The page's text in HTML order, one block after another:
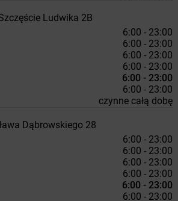
Ludwika 2B
6:00 - 23:00
6:00 - 23:00
6:00 - 23:00
6:00 - 23:00
6:00 - 23:00
6:00 - 23:00
czynne całą dobę
Dąbrowskiego 28
6:00 - 23:00
6:00 - 23:00
6:00 - 23:00
6:00 - 23:00
6:00 - 23:00
6:00 - 23:00